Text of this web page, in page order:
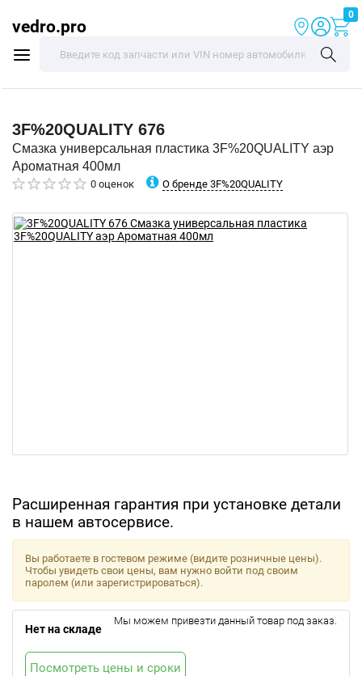
vedro.pro
0
3F%20QUALITY 676
Смазка универсальная пластика 3F%20QUALITY аэр
Ароматная 400мл
0 оценок О бренде 3F%20QUALITY
Расширенная гарантия при установке детали
в нашем автосервисе.
Вы работаете в гостевом режиме (видите розничные цены).
Чтобы увидеть свои цены, вам нужно войти под своим
паролем (или зарегистрироваться).
Нет на складе
Мы можем привезти данный товар под заказ.
Посмотреть цены и сроки